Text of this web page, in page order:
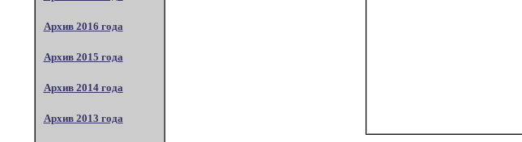
Архив 2016 года
Архив 2015 года
Архив 2014 года
Архив 2013 года